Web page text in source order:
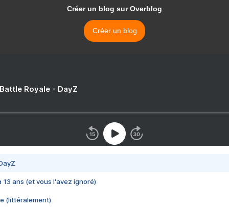
Créer un blog sur Overblog
Créer un blog
Royale - DayZ
13 ans (et vous l'avez ignoré)
(littéralement)